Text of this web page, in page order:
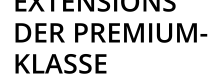
DER PREMIUM-
KLASSE